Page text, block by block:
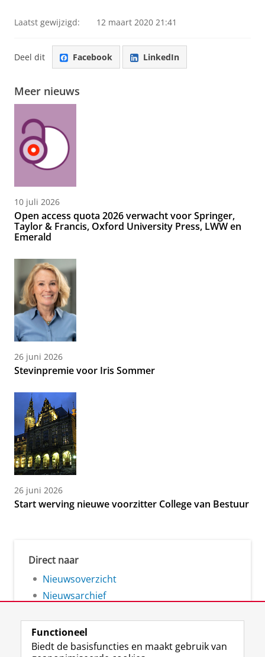
Laatst gewijzigd: 12 maart 2020 21:41
Deel dit Facebook LinkedIn
Meer nieuws
10 juli 2026
Open access quota 2026 verwacht voor Springer,
Taylor & Francis, Oxford University Press, LWW en
Emerald
26 juni 2026
Stevinpremie voor Iris Sommer
26 juni 2026
Start werving nieuwe voorzitter College van Bestuur
Direct naar
Nieuwsoverzicht
Nieuwsarchief
Functioneel
Biedt de basisfuncties en maakt gebruik van